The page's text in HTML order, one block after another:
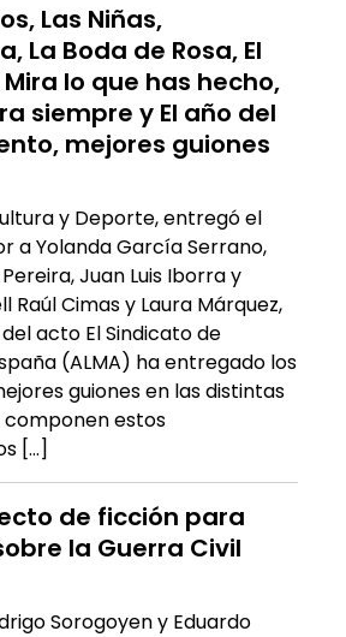
Las Niñas,
La Boda de Rosa, El
lo que has hecho,
siempre y El año del
mejores guiones
y Deporte, entregó el
a Yolanda García Serrano,
Juan Luis Iborra y
Raúl Cimas y Laura Márquez,
acto El Sindicato de
(ALMA) ha entregado los
guiones en las distintas
estos
[…]
de ficción para
la Guerra Civil
Sorogoyen y Eduardo